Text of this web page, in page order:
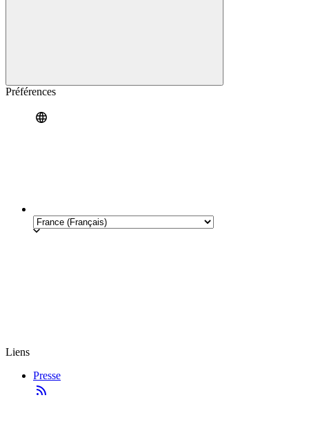
Préférences
Liens
Presse